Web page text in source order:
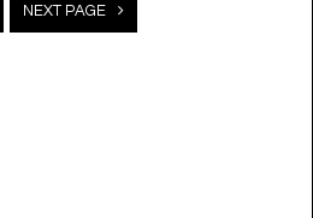
NEXT PAGE